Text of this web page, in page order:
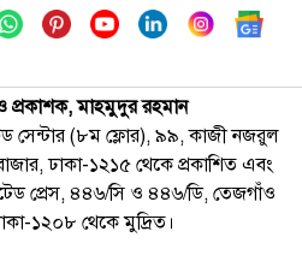
মাহমুদুর রহমান
সেন্টার (৮ম ফ্লোর), ৯৯, কাজী নজরুল
ঢাকা-১২১৫ থেকে প্রকাশিত এবং
প্রেস, ৪৪৬/সি ও ৪৪৬/ডি, তেজগাঁও
১২০৮ থেকে মুদ্রিত।